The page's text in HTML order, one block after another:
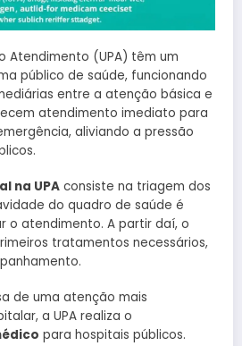
Atendimento (UPA) têm um
público de saúde, funcionando
entre a atenção básica e
atendimento imediato para
aliviando a pressão
na UPA consiste na triagem dos
do quadro de saúde é
o atendimento. A partir daí, o
tratamentos necessários,
de uma atenção mais
a UPA realiza o
para hospitais públicos.